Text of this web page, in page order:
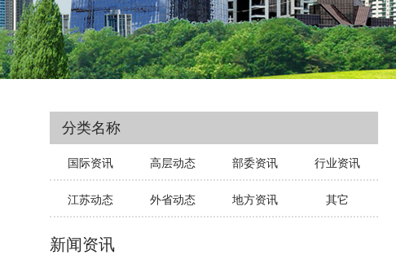
分类名称
国际资讯 高层动态 部委资讯 行业资讯
江苏动态 外省动态 地方资讯 其它
新闻资讯